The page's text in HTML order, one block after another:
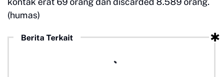
(humas)
Berita Terkait